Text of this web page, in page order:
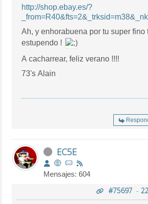
http://shop.ebay.es/?
Ah, y enhorabuena por tu super fino
estupendo !
A cacharrear, feliz verano !!!!
73's Alain
EC5E
Mensajes: 604
#75697-